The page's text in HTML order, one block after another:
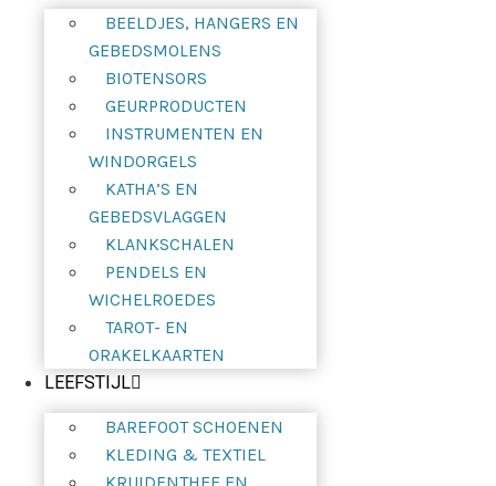
BEELDJES, HANGERS EN
GEBEDSMOLENS
BIOTENSORS
GEURPRODUCTEN
INSTRUMENTEN EN
WINDORGELS
KATHA’S EN
GEBEDSVLAGGEN
KLANKSCHALEN
PENDELS EN
WICHELROEDES
TAROT- EN
ORAKELKAARTEN
LEEFSTIJL
BAREFOOT SCHOENEN
KLEDING & TEXTIEL